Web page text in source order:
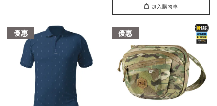
加入購物車
優惠 優惠